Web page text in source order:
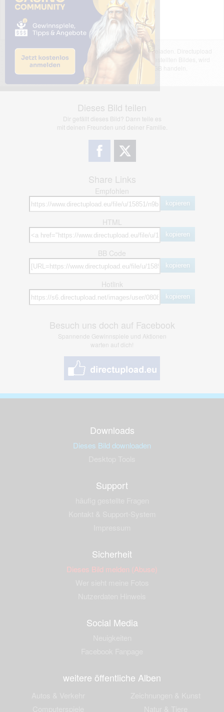
Das dargestellte Bild wurde von einem Nutzer hochgeladen. Directupload
übernimmt keinerlei Haftung für den Inhalt des dargestellten Bildes, wird
jedoch bei Verstößen nach §2(3) unserer AGB handeln.
Dieses Bild teilen
Dir gefällt dieses Bild? Dann teile es
mit deinen Freunden und deiner Familie.
Share Links
Empfohlen
kopieren
HTML
kopieren
BB Code
kopieren
Hotlink
kopieren
Besuch uns doch auf Facebook
Spannende Gewinnspiele und Aktionen
warten auf dich!
Downloads
Dieses Bild downloaden
Support
Sicherheit
Dieses Bild melden (Abuse)
Social Media
weitere öffentliche Alben